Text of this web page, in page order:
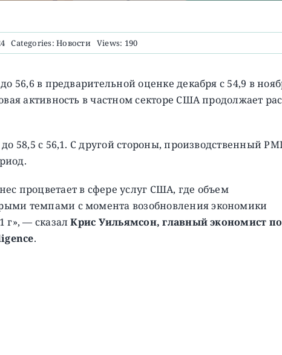
Categories:Новости Views: 190
56,6 в предварительной оценке декабря с 54,9 в
активность в частном секторе США продолжает
58,5 с 56,1. С другой стороны, производственный
процветает в сфере услуг США, где объем
темпами с момента возобновления экономики
г», — сказалКрис Уильямсон, главный экономист по
.